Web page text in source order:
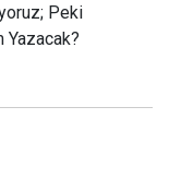
Peki
Yazacak?